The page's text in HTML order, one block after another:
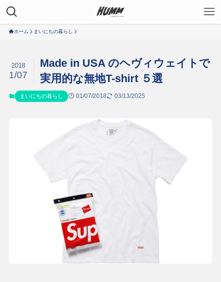
ホーム まいにちの暮らし
Made in USA のヘヴィウェイトで
実用的な無地T-shirt ５選
2018
1/07
まいにちの暮らし 01/07/2018 03/13/2025